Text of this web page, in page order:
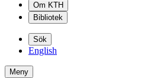
Om KTH
Bibliotek
Sök
English
Meny